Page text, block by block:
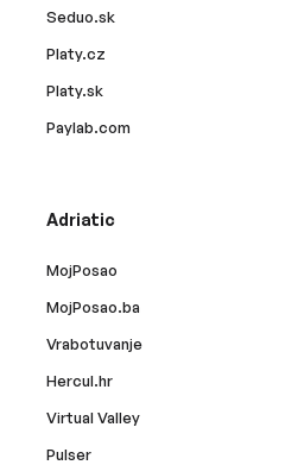
Seduo.sk
Platy.cz
Platy.sk
Paylab.com
Adriatic
MojPosao
MojPosao.ba
Vrabotuvanje
Hercul.hr
Virtual Valley
Pulser